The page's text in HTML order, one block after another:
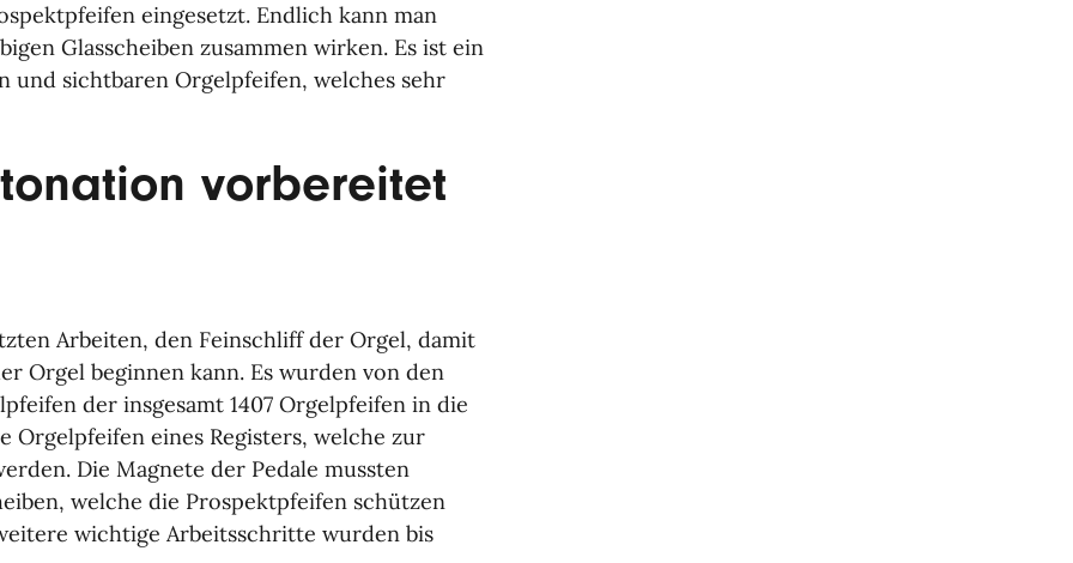
eingesetzt. Endlich kann man
Glasscheiben zusammen wirken. Es ist ein
und sichtbaren Orgelpfeifen, welches sehr
vorbereitet
Arbeiten, den Feinschliff der Orgel, damit
Orgel beginnen kann. Es wurden von den
der insgesamt 1407 Orgelpfeifen in die
Orgelpfeifen eines Registers, welche zur
Die Magnete der Pedale mussten
welche die Prospektpfeifen schützen
wichtige Arbeitsschritte wurden bis